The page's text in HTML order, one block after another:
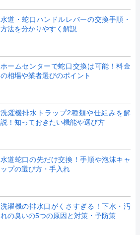
水道・蛇口ハンドルレバーの交換手順・
方法を分かりやすく解説
ホームセンターで蛇口交換は可能！料金
の相場や業者選びのポイント
洗濯機排水トラップ2種類や仕組みを解
説！知っておきたい機能や選び方
水道蛇口の先だけ交換！手順や泡沫キャ
ップの選び方・手入れ
洗濯機の排水口がくさすぎる！下水・汚
れの臭いの5つの原因と対策・予防策